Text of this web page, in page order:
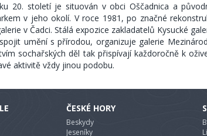
20. století je situován v obci Oščadnica a
v jeho okolí. V roce 1981, po značné
v Čadci. Stálá expozice zakladatelů Kysucké
umění s přírodou, organizuje galerie
sochařských děl tak přispívají každoročně k
aktivitě vždy jinou podobu.
ČESKÉ HORY
Beskydy
Jeseníky